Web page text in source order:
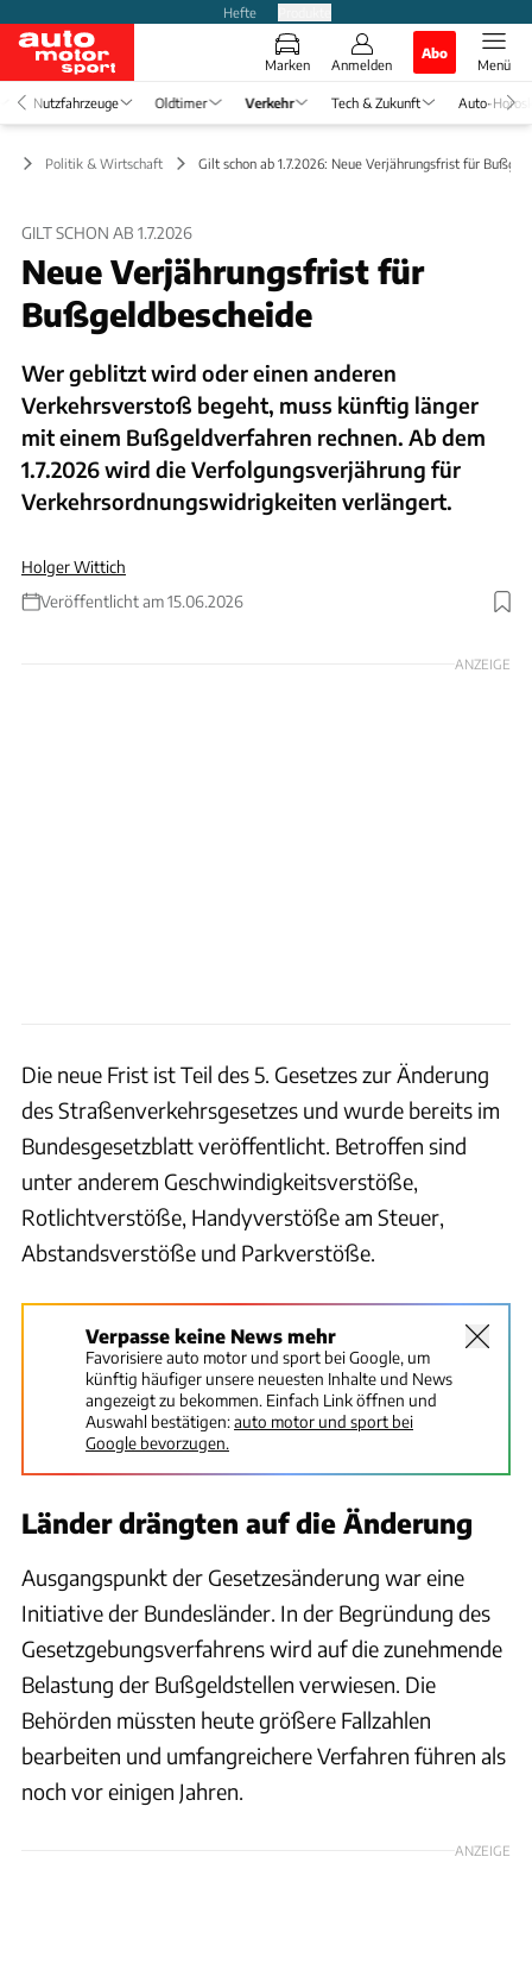
Hefte
Marken Anmelden
Abo
Menü
Nutzfahrzeuge Oldtimer Verkehr Tech & Zukunft Auto-
Politik & Wirtschaft Gilt schon ab 1.7.2026: Neue Verjährungsfrist für
GILT SCHON AB 1.7.2026
Neue Verjährungsfrist für
Bußgeldbescheide
Wer geblitzt wird oder einen anderen
Verkehrsverstoß begeht, muss künftig länger
mit einem Bußgeldverfahren rechnen. Ab dem
1.7.2026 wird die Verfolgungsverjährung für
Verkehrsordnungswidrigkeiten verlängert.
Holger Wittich
Veröffentlicht am 15.06.2026
Foto: IMAGO / Bihlmayerfotografie / Collage KI generiert
ANZEIGE
Die neue Frist ist Teil des 5. Gesetzes zur Änderung
des Straßenverkehrsgesetzes und wurde bereits im
Bundesgesetzblatt veröffentlicht. Betroffen sind
unter anderem Geschwindigkeitsverstöße,
Rotlichtverstöße, Handyverstöße am Steuer,
Abstandsverstöße und Parkverstöße.
Verpasse keine News mehr
Favorisiere auto motor und sport bei Google, um
künftig häufiger unsere neuesten Inhalte und News
angezeigt zu bekommen. Einfach Link öffnen und
Auswahl bestätigen:auto motor und sport bei
Google bevorzugen.
Länder drängten auf die Änderung
Ausgangspunkt der Gesetzesänderung war eine
Initiative der Bundesländer. In der Begründung des
Gesetzgebungsverfahrens wird auf die zunehmende
Belastung der Bußgeldstellen verwiesen. Die
Behörden müssten heute größere Fallzahlen
bearbeiten und umfangreichere Verfahren führen als
noch vor einigen Jahren.
ANZEIGE